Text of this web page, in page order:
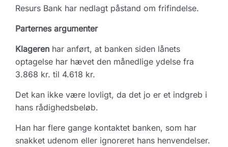
Resurs Bank har nedlagt påstand om frifindelse.
Parternes argumenter
Klageren har anført, at banken siden lånets
optagelse har hævet den månedlige ydelse fra
3.868 kr. til 4.618 kr.
Det kan ikke være lovligt, da det jo er et indgreb i
hans rådighedsbeløb.
Han har flere gange kontaktet banken, som har
snakket udenom eller ignoreret hans henvendelser.